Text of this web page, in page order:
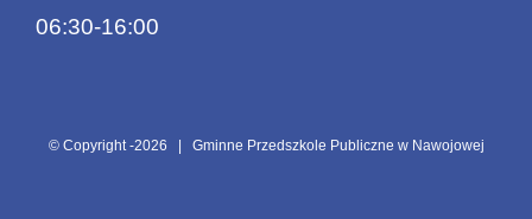
06:30-16:00
© Copyright -2026 | Gminne Przedszkole Publiczne w Nawojowej